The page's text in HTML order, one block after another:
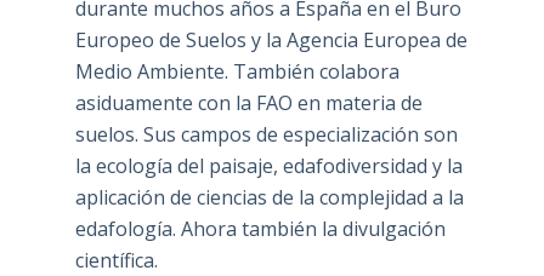
durante muchos años a España en el Buro
Europeo de Suelos y la Agencia Europea de
Medio Ambiente. También colabora
asiduamente con la FAO en materia de
suelos. Sus campos de especialización son
la ecología del paisaje, edafodiversidad y la
aplicación de ciencias de la complejidad a la
edafología. Ahora también la divulgación
científica.